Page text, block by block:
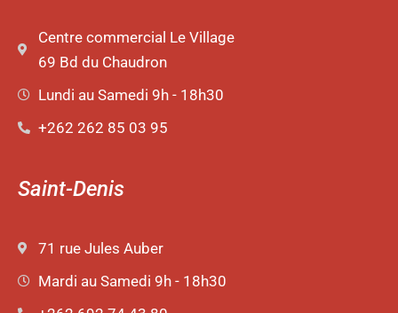
Centre commercial Le Village
69 Bd du Chaudron
Lundi au Samedi 9h - 18h30
+262 262 85 03 95
Saint-Denis
71 rue Jules Auber
Mardi au Samedi 9h - 18h30